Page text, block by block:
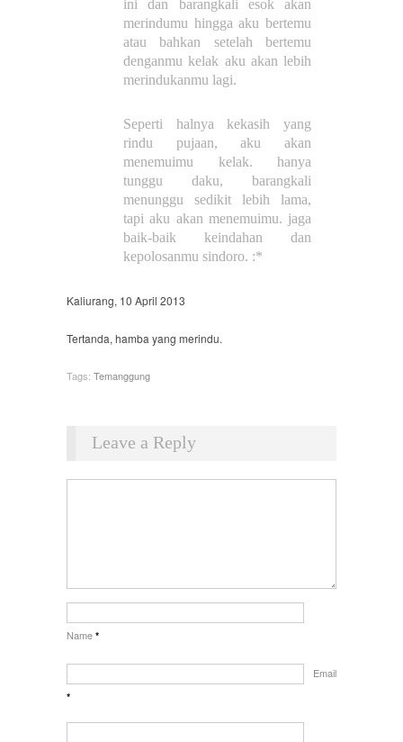
ini dan barangkali esok akan
merindumu hingga aku bertemu
atau bahkan setelah bertemu
denganmu kelak aku akan lebih
merindukanmu lagi.
Seperti halnya kekasih yang
rindu pujaan, aku akan
menemuimu kelak. hanya
tunggu daku, barangkali
menunggu sedikit lebih lama,
tapi aku akan menemuimu. jaga
baik-baik keindahan dan
kepolosanmu sindoro. :*
Kaliurang, 10 April 2013
Tertanda, hamba yang merindu.
Tags: Temanggung
Leave a Reply
Name *
Email
*